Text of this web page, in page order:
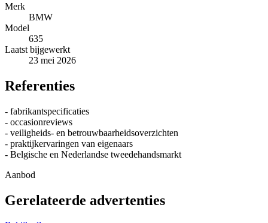
Merk
BMW
Model
635
Laatst bijgewerkt
23 mei 2026
Referenties
- fabrikantspecificaties
- occasionreviews
- veiligheids- en betrouwbaarheidsoverzichten
- praktijkervaringen van eigenaars
- Belgische en Nederlandse tweedehandsmarkt
Aanbod
Gerelateerde advertenties